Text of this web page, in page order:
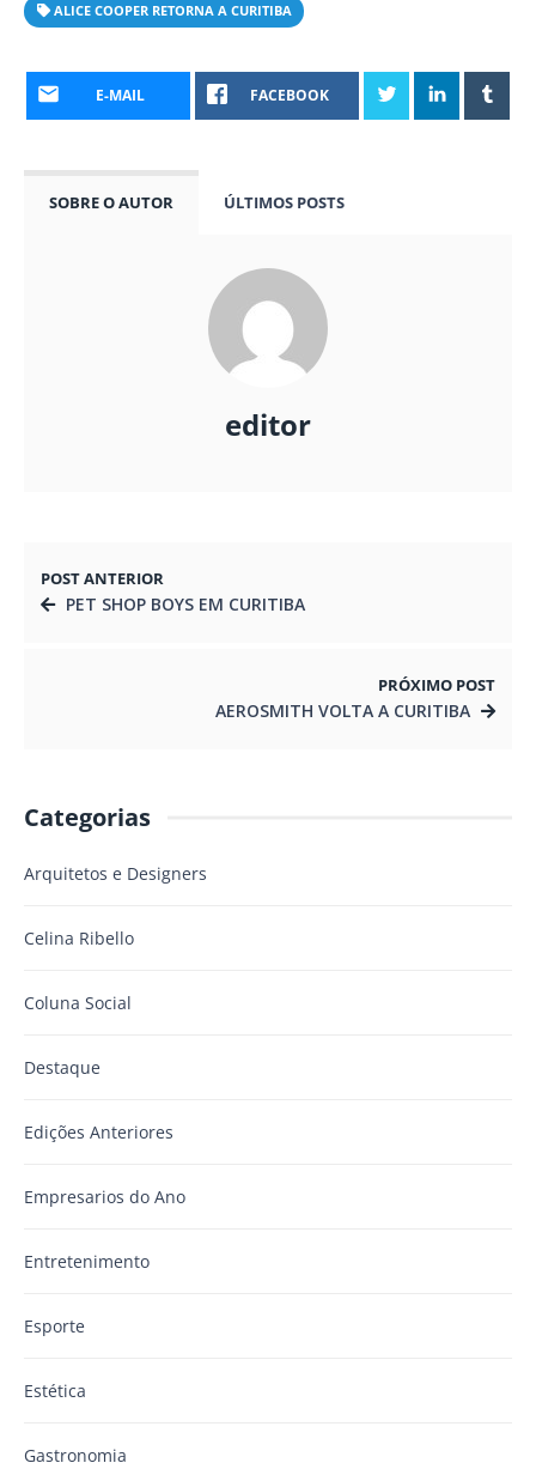
ALICE COOPER RETORNA A CURITIBA
E-MAIL FACEBOOK
SOBRE O AUTOR ÚLTIMOS POSTS
editor
POST ANTERIOR
PET SHOP BOYS EM CURITIBA
PRÓXIMO POST
AEROSMITH VOLTA A CURITIBA
Categorias
Arquitetos e Designers
Celina Ribello
Coluna Social
Destaque
Edições Anteriores
Empresarios do Ano
Entretenimento
Esporte
Estética
Gastronomia